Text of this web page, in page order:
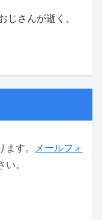
じさんが逝く。
す。
メールフォ
。